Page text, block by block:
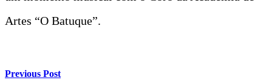
Artes “O Batuque”.
Previous Post